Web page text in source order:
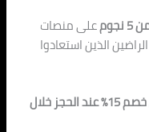
على منصات
الذين استعادوا
عرض خاص لفترة محدودة: احصل على خصم 15% عند الحجز خلال